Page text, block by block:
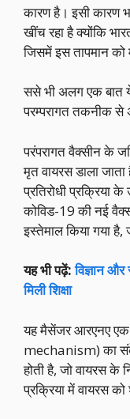
कारण है। इसी कारण
खींच रहा है क्योंकि
जिसमें इस तापमान
ससे भी अलग एक बात
परम्परागत तकनीक
परंपरागत वैक्सीन के
मृत वायरस डाला
प्रतिरोधी प्रक्रिया
कोविड-19 की नई
इस्तेमाल किया गया
यह भी पढ़ें: विज्ञान
मिली शिक्षा
यह मैसेंजर आरएनए
mechanism) का
होती है, जो वायरस के
प्रक्रिया में वायरस